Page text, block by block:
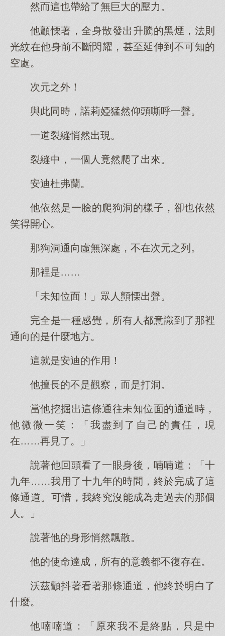
然而這也帶給了無巨大的壓力。
他顫慄著，全身散發出升騰的黑煙，法則
光紋在他身前不斷閃耀，甚至延伸到不可知的
空處。
次元之外！
與此同時，諾莉婭猛然仰頭嘶呼一聲。
一道裂縫悄然出現。
裂縫中，一個人竟然爬了出來。
安迪杜弗蘭。
他依然是一臉的爬狗洞的樣子，卻也依然
笑得開心。
那狗洞通向虛無深處，不在次元之列。
那裡是……
「未知位面！」眾人顫慄出聲。
完全是一種感覺，所有人都意識到了那裡
通向的是什麼地方。
這就是安迪的作用！
他擅長的不是觀察，而是打洞。
當他挖掘出這條通往未知位面的通道時，
他微微一笑：「我盡到了自己的責任，現
在……再見了。」
說著他回頭看了一眼身後，喃喃道：「十
九年……我用了十九年的時間，終於完成了這
條通道。可惜，我終究沒能成為走過去的那個
人。」
說著他的身形悄然飄散。
他的使命達成，所有的意義都不復存在。
沃茲顫抖著看著那條通道，他終於明白了
什麼。
他喃喃道：「原來我不是終點，只是中